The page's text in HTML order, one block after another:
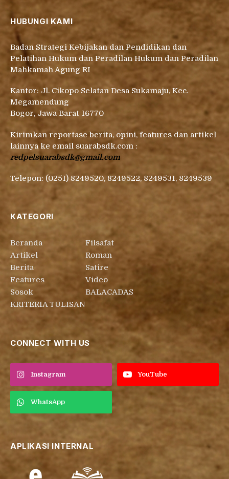
HUBUNGI KAMI
Badan Strategi Kebijakan dan Pendidikan dan
Pelatihan Hukum dan Peradilan Hukum dan Peradilan
Mahkamah Agung RI
Kantor: Jl. Cikopo Selatan Desa Sukamaju, Kec.
Megamendung
Bogor, Jawa Barat 16770
Kirimkan reportase berita, opini, features dan artikel
lainnya ke email suarabsdk.com :
redpelsuarabsdk@gmail.com
Telepon: (0251) 8249520, 8249522, 8249531, 8249539
KATEGORI
Beranda
Artikel
Berita
Features
Sosok
KRITERIA TULISAN
Filsafat
Roman
Satire
Video
BALACADAS
CONNECT WITH US
Instagram YouTube
WhatsApp
APLIKASI INTERNAL